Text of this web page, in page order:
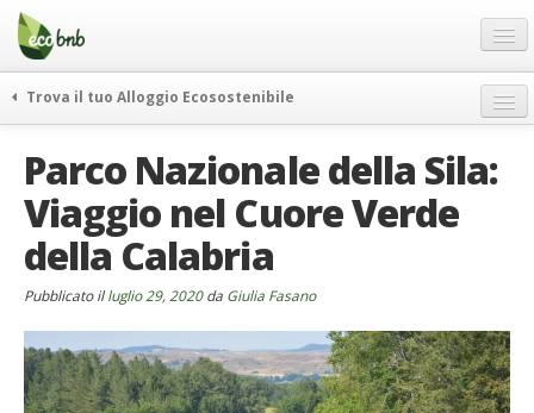
Menu
Salta
contenuto
Offerte Speciali
Regali
FAQ
Chi Siamo
Partner
Contatti
Italiano
Trova il tuo Alloggio Ecosostenibile
itinerari
curiosità
vivere e viaggiare verde
rassegna stampa
Parco Nazionale della Sila:
Viaggio nel Cuore Verde
della Calabria
Pubblicato illuglio 29, 2020da Giulia Fasano